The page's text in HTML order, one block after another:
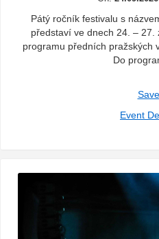
Pátý ročník festivalu s
představí ve dnech 24. –
programu předních pražských
Do
Save
Event